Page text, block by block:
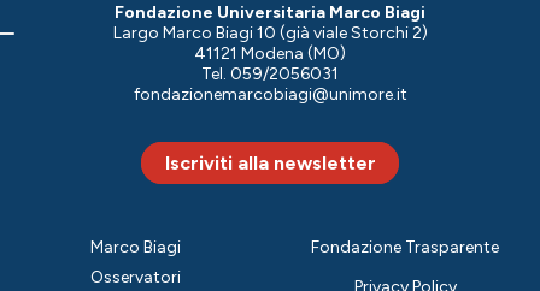
Fondazione Universitaria Marco Biagi
Largo Marco Biagi 10 (già viale Storchi 2)
41121 Modena (MO)
Tel. 059/2056031
fondazionemarcobiagi@unimore.it
Iscriviti alla newsletter
Marco Biagi
Osservatori
Fondazione Trasparente
Privacy Policy